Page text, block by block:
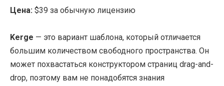
Цена: $39 за обычную лицензию
Kerge — это вариант шаблона, который отличается
большим количеством свободного пространства. Он
может похвастаться конструктором страниц drag-and-
drop, поэтому вам не понадобятся знания